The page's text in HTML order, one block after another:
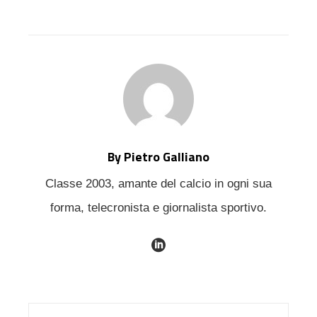
By Pietro Galliano
Classe 2003, amante del calcio in ogni sua
forma, telecronista e giornalista sportivo.